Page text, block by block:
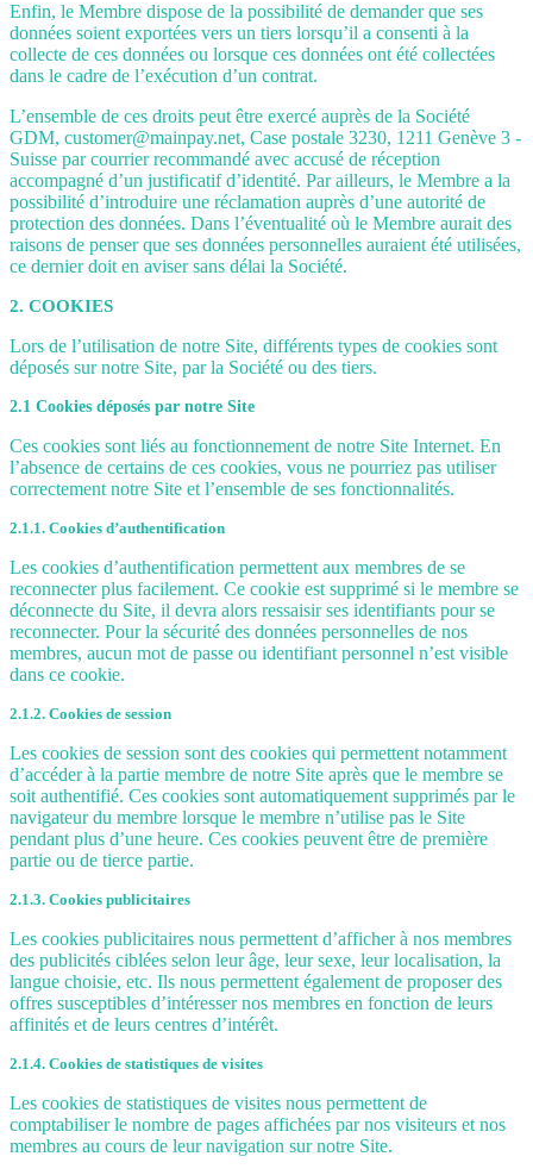
Enfin, le Membre dispose de la possibilité de demander que ses
données soient exportées vers un tiers lorsqu’il a consenti à la
collecte de ces données ou lorsque ces données ont été collectées
dans le cadre de l’exécution d’un contrat.
L’ensemble de ces droits peut être exercé auprès de la Société
GDM, customer@mainpay.net, Case postale 3230, 1211 Genève 3 -
Suisse par courrier recommandé avec accusé de réception
accompagné d’un justificatif d’identité. Par ailleurs, le Membre a la
possibilité d’introduire une réclamation auprès d’une autorité de
protection des données. Dans l’éventualité où le Membre aurait des
raisons de penser que ses données personnelles auraient été utilisées,
ce dernier doit en aviser sans délai la Société.
2. COOKIES
Lors de l’utilisation de notre Site, différents types de cookies sont
déposés sur notre Site, par la Société ou des tiers.
2.1 Cookies déposés par notre Site
Ces cookies sont liés au fonctionnement de notre Site Internet. En
l’absence de certains de ces cookies, vous ne pourriez pas utiliser
correctement notre Site et l’ensemble de ses fonctionnalités.
2.1.1. Cookies d’authentification
Les cookies d’authentification permettent aux membres de se
reconnecter plus facilement. Ce cookie est supprimé si le membre se
déconnecte du Site, il devra alors ressaisir ses identifiants pour se
reconnecter. Pour la sécurité des données personnelles de nos
membres, aucun mot de passe ou identifiant personnel n’est visible
dans ce cookie.
2.1.2. Cookies de session
Les cookies de session sont des cookies qui permettent notamment
d’accéder à la partie membre de notre Site après que le membre se
soit authentifié. Ces cookies sont automatiquement supprimés par le
navigateur du membre lorsque le membre n’utilise pas le Site
pendant plus d’une heure. Ces cookies peuvent être de première
partie ou de tierce partie.
2.1.3. Cookies publicitaires
Les cookies publicitaires nous permettent d’afficher à nos membres
des publicités ciblées selon leur âge, leur sexe, leur localisation, la
langue choisie, etc. Ils nous permettent également de proposer des
offres susceptibles d’intéresser nos membres en fonction de leurs
affinités et de leurs centres d’intérêt.
2.1.4. Cookies de statistiques de visites
Les cookies de statistiques de visites nous permettent de
comptabiliser le nombre de pages affichées par nos visiteurs et nos
membres au cours de leur navigation sur notre Site.